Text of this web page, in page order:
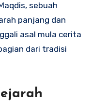
sebuah
panjang dan
asal mula cerita
dari tradisi